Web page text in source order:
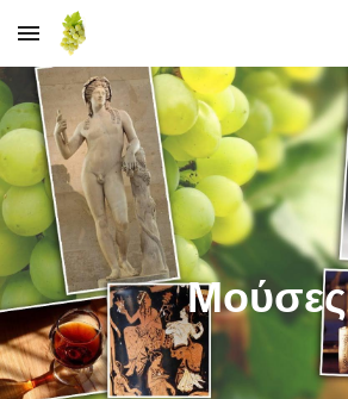
Skip to main content
Μούσες